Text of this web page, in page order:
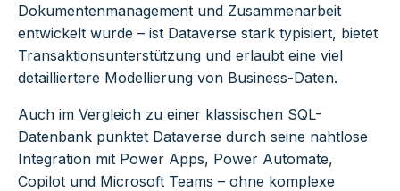
Dokumentenmanagement und Zusammenarbeit
entwickelt wurde – ist Dataverse stark typisiert, bietet
Transaktionsunterstützung und erlaubt eine viel
detailliertere Modellierung von Business-Daten.
Auch im Vergleich zu einer klassischen SQL-
Datenbank punktet Dataverse durch seine nahtlose
Integration mit Power Apps, Power Automate,
Copilot und Microsoft Teams – ohne komplexe